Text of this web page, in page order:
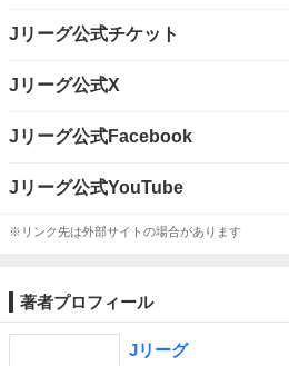
Jリーグ公式チケット​
Jリーグ公式X
Jリーグ公式Facebook​
Jリーグ公式YouTube
※リンク先は外部サイトの場合があります
著者プロフィール
Jリーグ